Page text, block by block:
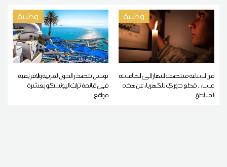
وطنية
من الساعة منتصف النهار إلى الخامسة
مساء.. قطع دوري للكهرباء عن هذه
المناطق
وطنية
تونس تتصدر الدول العربية والإفريقية
في قائمة تراث اليونسكو بعشرة
مواقع